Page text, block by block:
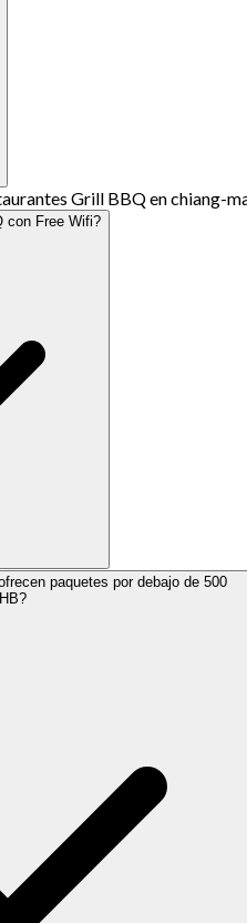
Grill BBQ en chiang-
con Free Wifi?
paquetes por debajo de 500